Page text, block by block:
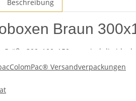
Beschreibung
Braun
Größe 300x100x150 mm sind die
ausgelegt, den Bedürfnissen von
ColomPac® Versandverpackungen